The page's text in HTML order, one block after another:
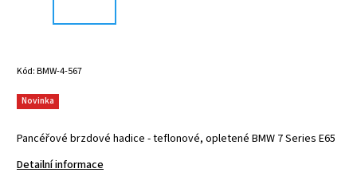
Kód:BMW-4-567
Pancéřové brzdové hadice - teflonové, opletené BMW 7 Series E65
Detailní informace
Novinka